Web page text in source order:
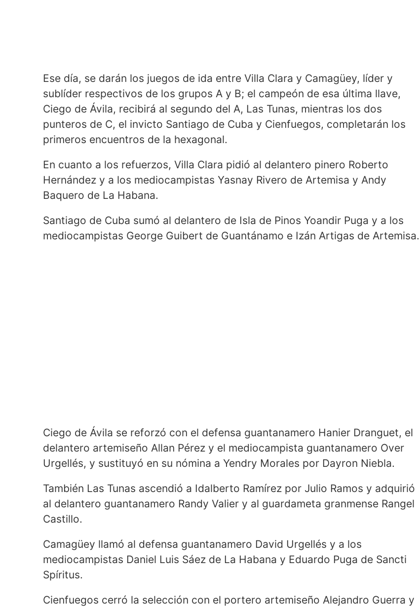
Ese día, se darán los juegos de ida entre Villa Clara y Camagüey, líder y
sublíder respectivos de los grupos A y B; el campeón de esa última llave,
Ciego de Ávila, recibirá al segundo del A, Las Tunas, mientras los dos
punteros de C, el invicto Santiago de Cuba y Cienfuegos, completarán los
primeros encuentros de la hexagonal.
En cuanto a los refuerzos, Villa Clara pidió al delantero pinero Roberto
Hernández y a los mediocampistas Yasnay Rivero de Artemisa y Andy
Baquero de La Habana.
Santiago de Cuba sumó al delantero de Isla de Pinos Yoandir Puga y a los
mediocampistas George Guibert de Guantánamo e Izán Artigas de Artemisa.
Ciego de Ávila se reforzó con el defensa guantanamero Hanier Dranguet, el
delantero artemiseño Allan Pérez y el mediocampista guantanamero Over
Urgellés, y sustituyó en su nómina a Yendry Morales por Dayron Niebla.
También Las Tunas ascendió a Idalberto Ramírez por Julio Ramos y adquirió
al delantero guantanamero Randy Valier y al guardameta granmense Rangel
Castillo.
Camagüey llamó al defensa guantanamero David Urgellés y a los
mediocampistas Daniel Luis Sáez de La Habana y Eduardo Puga de Sancti
Spíritus.
Cienfuegos cerró la selección con el portero artemiseño Alejandro Guerra y